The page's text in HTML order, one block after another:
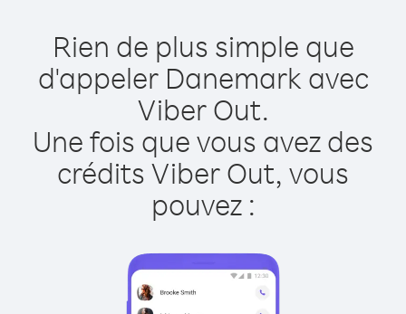
Rien de plus simple que
d'appeler Danemark avec
Viber Out.
Une fois que vous avez des
crédits Viber Out, vous
pouvez :